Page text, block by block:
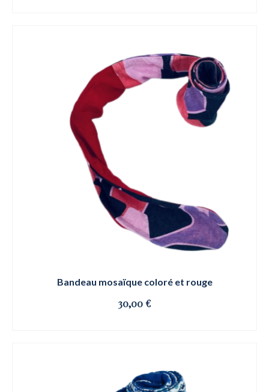
Bandeau mosaïque coloré et rouge
30,00€